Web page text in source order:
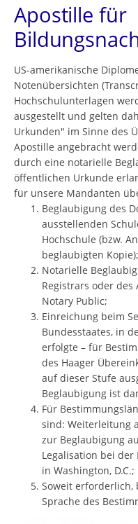
Apostille für
US-amerikanische
Notenübersichten
Hochschulunterlagen
ausgestellt und gelten
Urkunden" im Sinne des
Apostille angebracht
durch eine notarielle
öffentlichen Urkunde
für unsere Mandanten
Beglaubigung des
ausstellenden
Hochschule (bzw.
beglaubigten Kopie);
Notarielle
Registrars oder
Notary Public;
Einreichung beim
Bundesstaates, in
erfolgte – für
des Haager
auf dieser Stufe
Beglaubigung ist
Für
sind: Weiterleitung
zur Beglaubigung
Legalisation bei der
in Washington, D.C.;
Soweit erforderlich,
Sprache des